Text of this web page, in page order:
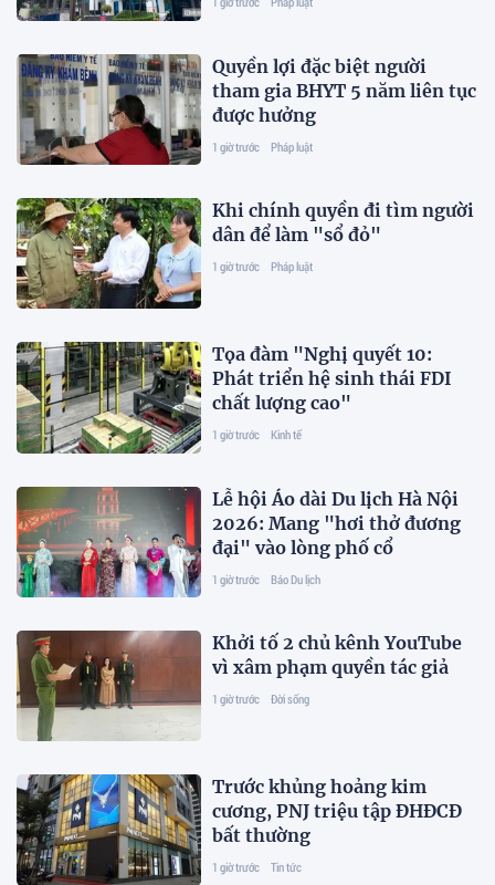
Quyền lợi đặc biệt người
tham gia BHYT 5 năm liên tục
được hưởng
1 giờ trước Pháp luật
Khi chính quyền đi tìm người
dân để làm "sổ đỏ"
1 giờ trước Pháp luật
Tọa đàm "Nghị quyết 10:
Phát triển hệ sinh thái FDI
chất lượng cao"
1 giờ trước Kinh tế
Lễ hội Áo dài Du lịch Hà Nội
2026: Mang "hơi thở đương
đại" vào lòng phố cổ
1 giờ trước Báo Du lịch
Khởi tố 2 chủ kênh YouTube
vì xâm phạm quyền tác giả
1 giờ trước Đời sống
Trước khủng hoảng kim
cương, PNJ triệu tập ĐHĐCĐ
bất thường
1 giờ trước Tin tức